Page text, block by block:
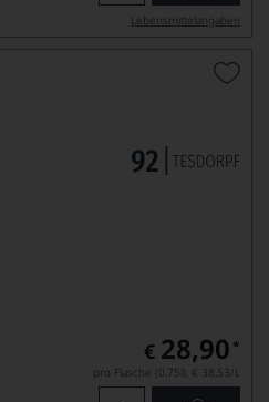
Lebensmittel­angaben
€ 28,90 *
pro Flasche (0.75l), € 38,53/L